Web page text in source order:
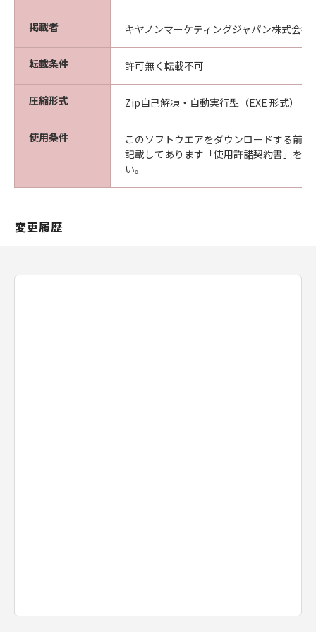
掲載者 キヤノンマーケティングジャパン株式会社
転載条件 許可無く転載不可
圧縮形式 Zip自己解凍・自動実行型（EXE 形式）
使用条件
このソフトウエアをダウンロードする前
記載してあります「使用許諾契約書」を
い。
変更履歴